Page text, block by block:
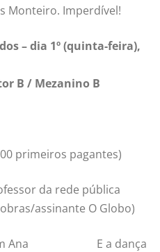
Monteiro. Imperdível!
– dia 1º (quinta-feira),
B / Mezanino B
primeiros pagantes)
da rede pública
assinante O Globo)
Ana
E a dança